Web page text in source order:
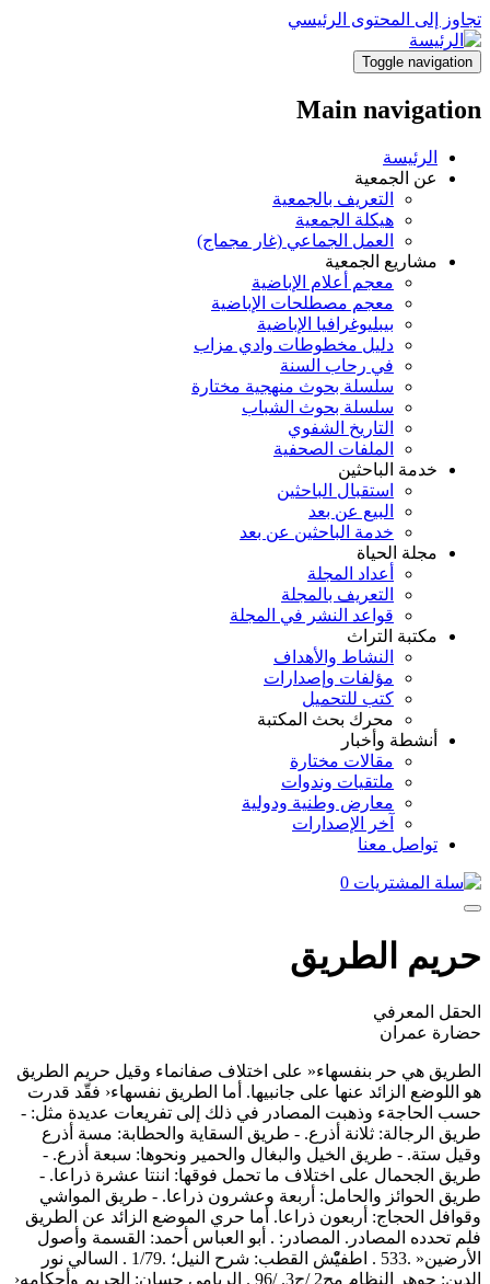
تجاوز إلى المحتوى الرئيسي
Toggle navigation
Main navigation
الرئيسة
عن الجمعية
التعريف بالجمعية
هيكلة الجمعية
العمل الجماعي (غار مجماج)
مشاريع الجمعية
معجم أعلام الإباضية
معجم مصطلحات الإباضية
بيبليوغرافيا الإباضية
دليل مخطوطات وادي مزاب
في رحاب السنة
سلسلة بحوث منهجية مختارة
سلسلة بحوث الشباب
التاريخ الشفوي
الملفات الصحفية
خدمة الباحثين
استقبال الباحثين
البيع عن بعد
خدمة الباحثين عن بعد
مجلة الحياة
أعداد المجلة
التعريف بالمجلة
قواعد النشر في المجلة
مكتبة التراث
النشاط والأهداف
مؤلفات وإصدارات
كتب للتحميل
محرك بحث المكتبة
أنشطة وأخبار
مقالات مختارة
ملتقيات وندوات
معارض وطنية ودولية
آخر الإصدارات
تواصل معنا
0
حريم الطريق
الحقل المعرفي
حضارة عمران
الطريق هي حر بنفسهاء« على اختلاف صفانماء وقيل حريم الطريق
هو اللوضع الزائد عنها على جانبيها. أما الطريق نفسهاء‹ فقّد قدرت
حسب الحاجةء وذهبت المصادر في ذلك إلى تفريعات عديدة مثل: -
طريق الرجالة: ثلانة أذرع. - طريق السقاية والحطابة: مسة أذرع
وقيل ستة. - طريق الخيل والبغال والحمير ونحوها: سبعة أذرع. -
طريق الجحمال على اختلاف ما تحمل فوقها: اننتا عشرة ذراعا. -
طريق الحوائز والحامل: أربعة وعشرون ذراعا. - طريق المواشي
وقوافل الحجاج: أربعون ذراعا. أما حري الموضع الزائد عن الطريق
فلم تحدده المصادر. المصادر: . أبو العباس أحمد: القسمة وأصول
الأرضين« .533 . اطفيّْش القطب: شرح النيل؛ .1/79 . السالي نور
الدين: جوهر النظام مج2 /ج3. /96 . الريامي حسان: الحريم وأحكامه‹